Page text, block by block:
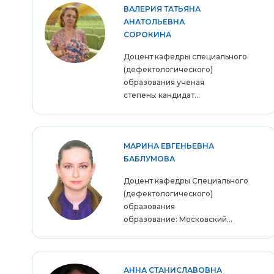
ВАЛЕРИЯ ТАТЬЯНА
АНАТОЛЬЕВНА
СОРОКИНА
Доцент кафедры специального
(дефектологического)
образования ученая
степень: кандидат...
МАРИНА ЕВГЕНЬЕВНА
БАБЛУМОВА
Доцент кафедры Специального
(дефектологического)
образования
образование: Московский...
АННА СТАНИСЛАВОВНА